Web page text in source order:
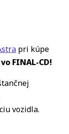
pri kúpe
FINAL-CD!
vozidla.